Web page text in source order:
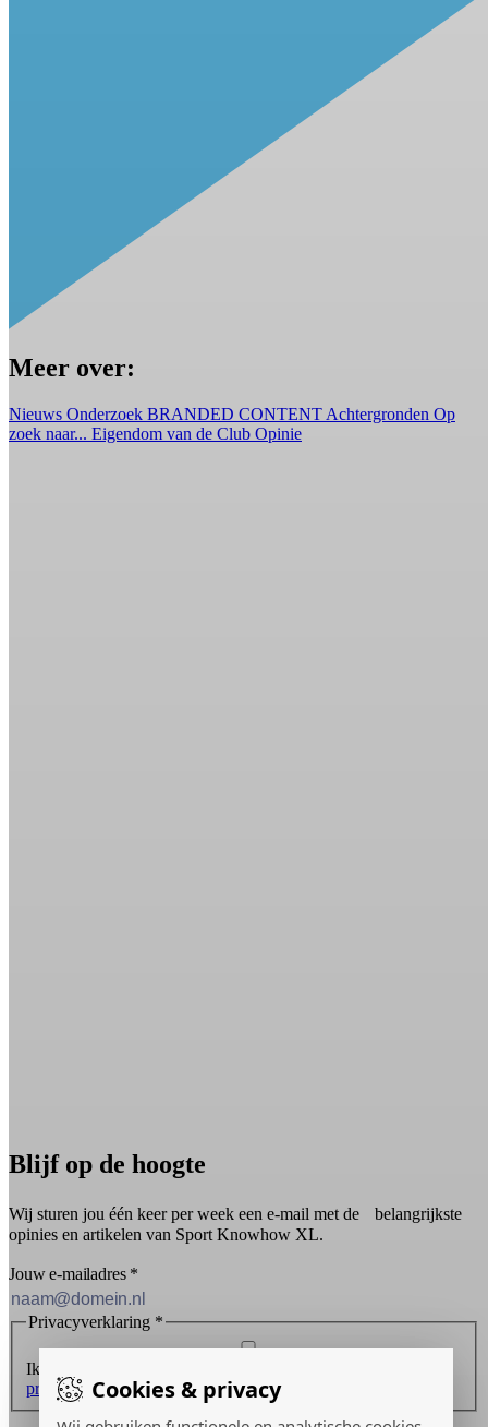
Cookies & privacy
Meer over:
Nieuws Onderzoek BRANDED CONTENT Achtergronden Op
zoek naar... Eigendom van de Club Opinie
Blijf op de hoogte
Wij sturen jou één keer per week een e-mail met de belangrijkste
opinies en artikelen van Sport Knowhow XL.
Jouw e-mailadres *
Privacyverklaring *
Ik ontvang graag de nieuwsbrief en ga akkoord met de
privacyverklaring.